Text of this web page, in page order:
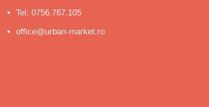
Tel: 0756.767.105
office@urban-market.ro